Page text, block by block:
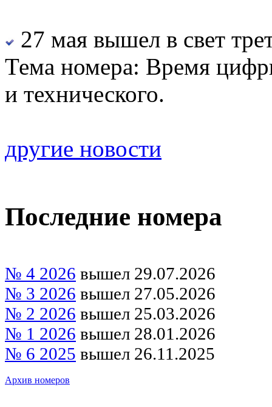
27 мая вышел в свет
Тема номера: Время
и технического.
другие новости
Последние номера
№ 4 2026 вышел 29.07.2026
№ 3 2026 вышел 27.05.2026
№ 2 2026 вышел 25.03.2026
№ 1 2026 вышел 28.01.2026
№ 6 2025 вышел 26.11.2025
Архив номеров